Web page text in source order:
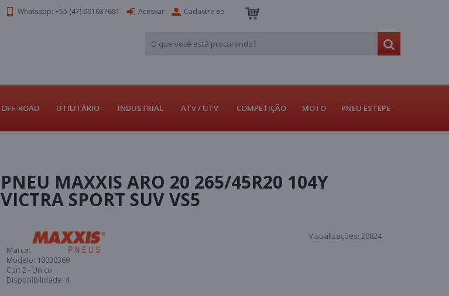
Whatsapp: +55 (47) 991037681 Acessar Cadastre-se
OFF-ROAD UTILITÁRIO INDUSTRIAL ATV / UTV COMPETIÇÃO MOTO PNEU ESTEPE
PNEU MAXXIS ARO 20 265/45R20 104Y
VICTRA SPORT SUV VS5
Visualizações: 20824
Marca:
Modelo: 10030369
Cor: 2 - Unico
Disponibilidade: 4